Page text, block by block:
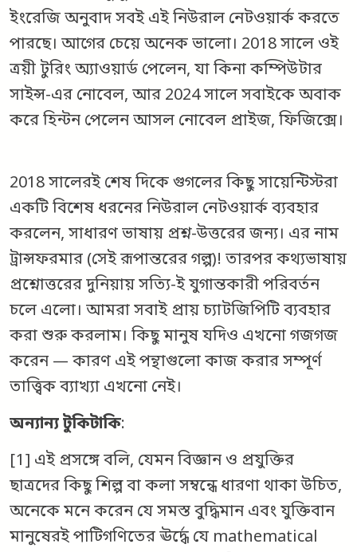
ইংরেজি অনুবাদ সবই এই নিউরাল নেটওয়ার্ক করতে
পারছে। আগের চেয়ে অনেক ভালো। 2018 সালে ওই
ত্রয়ী টুরিং অ্যাওয়ার্ড পেলেন, যা কিনা কম্পিউটার
সাইন্স-এর নোবেল, আর 2024 সালে সবাইকে অবাক
করে হিন্টন পেলেন আসল নোবেল প্রাইজ, ফিজিক্সে।
2018 সালেরই শেষ দিকে গুগলের কিছু সায়েন্টিস্টরা
একটি বিশেষ ধরনের নিউরাল নেটওয়ার্ক ব্যবহার
করলেন, সাধারণ ভাষায় প্রশ্ন-উত্তরের জন্য। এর নাম
ট্রান্সফরমার (সেই রূপান্তরের গল্প)! তারপর কথ্যভাষায়
প্রশ্নোত্তরের দুনিয়ায় সত্যি-ই যুগান্তকারী পরিবর্তন
চলে এলো। আমরা সবাই প্রায় চ্যাটজিপিটি ব্যবহার
করা শুরু করলাম। কিছু মানুষ যদিও এখনো গজগজ
করেন — কারণ এই পন্থাগুলো কাজ করার সম্পূর্ণ
তাত্ত্বিক ব্যাখ্যা এখনো নেই।
অন্যান্য টুকিটাকি:
[1] এই প্রসঙ্গে বলি, যেমন বিজ্ঞান ও প্রযুক্তির
ছাত্রদের কিছু শিল্প বা কলা সম্বন্ধে ধারণা থাকা উচিত,
অনেকে মনে করেন যে সমস্ত বুদ্ধিমান এবং যুক্তিবান
মানুষেরই পাটিগণিতের ঊর্দ্ধে যে mathematical